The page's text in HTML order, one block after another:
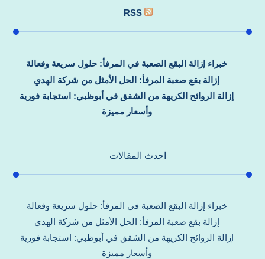
RSS
خبراء إزالة البقع الصعبة في المرفأ: حلول سريعة وفعالة
إزالة بقع صعبة المرفأ: الحل الأمثل من شركة الهدي
إزالة الروائح الكريهة من الشقق في أبوظبي: استجابة فورية
وأسعار مميزة
احدث المقالات
خبراء إزالة البقع الصعبة في المرفأ: حلول سريعة وفعالة
إزالة بقع صعبة المرفأ: الحل الأمثل من شركة الهدي
إزالة الروائح الكريهة من الشقق في أبوظبي: استجابة فورية
وأسعار مميزة